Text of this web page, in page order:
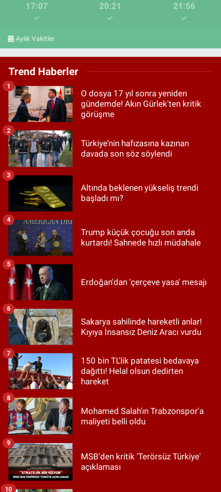
17:07 20:21 21:56
Aylık Vakitler
Trend Haberler
O dosya 17 yıl sonra yeniden
gündemde! Akın Gürlek'ten kritik
görüşme
1
Türkiye’nin hafızasına kazınan
davada son söz söylendi
2
Altında beklenen yükseliş trendi
başladı mı?
3
Trump küçük çocuğu son anda
kurtardı! Sahnede hızlı müdahale
4
Erdoğan'dan 'çerçeve yasa' mesajı
5
Sakarya sahilinde hareketli anlar!
Kıyıya İnsansız Deniz Aracı vurdu
6
150 bin TL'lik patatesi bedavaya
dağıttı! Helal olsun dedirten
hareket
7
Mohamed Salah'ın Trabzonspor'a
maliyeti belli oldu
8
MSB'den kritik 'Terörsüz Türkiye'
açıklaması
9
10